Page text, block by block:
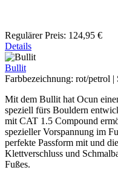
Regulärer Preis: 124,95 €
Details
Bullit
Farbbezeichnung: rot/petrol |
Mit dem Bullit hat Ocun
speziell fürs Bouldern
mit CAT 1.5 Compound
spezieller Vorspannung im
perfekte Passform mit und
Klettverschluss und
Fußes.